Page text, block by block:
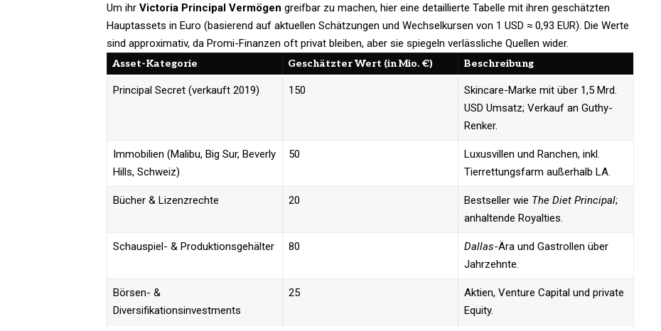
Um ihr Victoria Principal Vermögen greifbar zu machen, hier eine detaillierte Tabelle mit ihren geschätzten
Hauptassets in Euro (basierend auf aktuellen Schätzungen und Wechselkursen von 1 USD ≈ 0,93 EUR). Die Werte
sind approximativ, da Promi-Finanzen oft privat bleiben, aber sie spiegeln verlässliche Quellen wider.
Asset-Kategorie Geschätzter Wert (in Mio. €) Beschreibung
Principal Secret (verkauft 2019) 150
Skincare-Marke mit über 1,5 Mrd.
USD Umsatz; Verkauf an Guthy-
Renker.​
Immobilien (Malibu, Big Sur, Beverly
Hills, Schweiz)
50
Luxusvillen und Ranchen, inkl.
Tierrettungsfarm außerhalb LA.
Bücher & Lizenzrechte 20 Bestseller wie The Diet Principal;
anhaltende Royalties.​
Schauspiel- & Produktionsgehälter 80 Dallas-Ära und Gastrollen über
Jahrzehnte.​
Börsen- &
Diversifikationsinvestments
25
Aktien, Venture Capital und private
Equity.​